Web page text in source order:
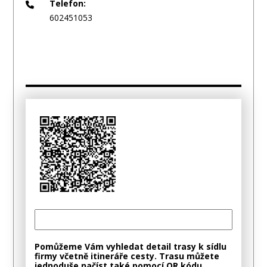
Telefon:
602451053
Pomůžeme Vám vyhledat detail trasy k sídlu
firmy včetně itineráře cesty. Trasu můžete